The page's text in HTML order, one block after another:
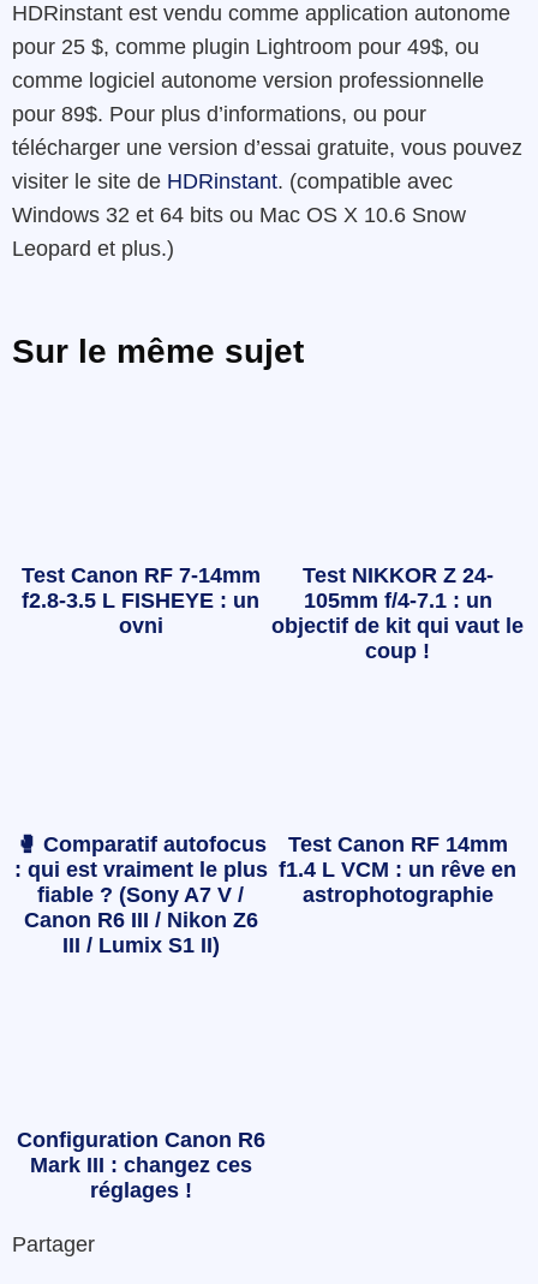
HDRinstant est vendu comme application autonome
pour 25 $, comme plugin Lightroom pour 49$, ou
comme logiciel autonome version professionnelle
pour 89$. Pour plus d’informations, ou pour
télécharger une version d’essai gratuite, vous pouvez
visiter le site de HDRinstant. (compatible avec
Windows 32 et 64 bits ou Mac OS X 10.6 Snow
Leopard et plus.)
Sur le même sujet
Test Canon RF 7-14mm
f2.8-3.5 L FISHEYE : un
ovni
Test NIKKOR Z 24-
105mm f/4-7.1 : un
objectif de kit qui vaut le
coup !
🥊 Comparatif autofocus
: qui est vraiment le plus
fiable ? (Sony A7 V /
Canon R6 III / Nikon Z6
III / Lumix S1 II)
Test Canon RF 14mm
f1.4 L VCM : un rêve en
astrophotographie
Configuration Canon R6
Mark III : changez ces
réglages !
Partager